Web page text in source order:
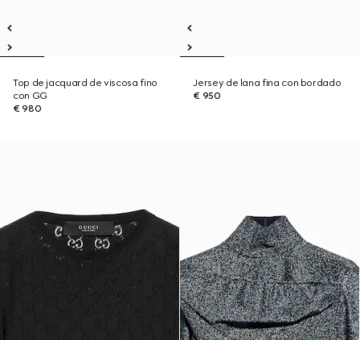
Top de jacquard de viscosa fino
con GG
€ 980
Jersey de lana fina con bordado
€ 950